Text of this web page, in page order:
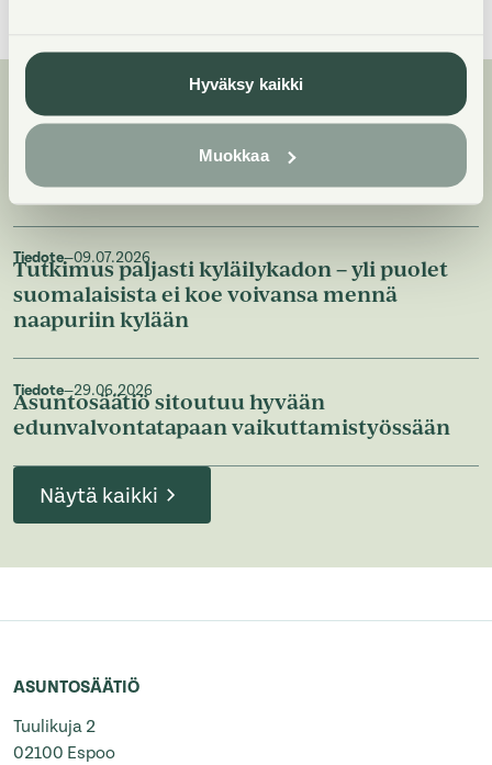
Hyväksy kaikki
Muokkaa
Lisää luettavaa
Asuntosäätiö on selvittänyt parvekkeiden
turvallisuutta kohteillaan
Tiedote—09.07.2026
Tutkimus paljasti kyläilykadon – yli puolet
suomalaisista ei koe voivansa mennä
naapuriin kylään
Tiedote—29.06.2026
Asuntosäätiö sitoutuu hyvään
edunvalvontatapaan vaikuttamistyössään
Näytä kaikki
ASUNTOSÄÄTIÖ
Tuulikuja 2
02100 Espoo